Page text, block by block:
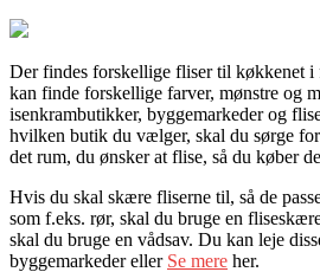
Der findes forskellige fliser til køkkenet
kan finde forskellige farver, mønstre og
isenkrambutikker, byggemarkeder og
hvilken butik du vælger, skal du sørge
det rum, du ønsker at flise, så du køber
Hvis du skal skære fliserne til, så de
som f.eks. rør, skal du bruge en
skal du bruge en vådsav. Du kan leje
byggemarkeder eller Se mere her.